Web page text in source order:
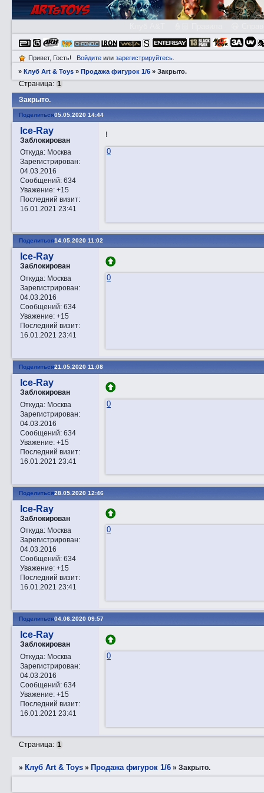
Привет, Гость! Войдитеили зарегистрируйтесь.
»Клуб Art & Toys »Продажа фигурок 1/6 »Закрытo.
Закрытo.
Страница: 1
Поделиться05.05.2020 14:44
Ice-Ray
Заблокирован
Откуда:Москва
Зарегистрирован:
04.03.2016
Сообщений:634
Уважение: +15
Последний визит:
16.01.2021 23:41
!
0
Поделиться14.05.2020 11:02
Ice-Ray
Заблокирован
Откуда:Москва
Зарегистрирован:
04.03.2016
Сообщений:634
Уважение: +15
Последний визит:
16.01.2021 23:41
0
Поделиться21.05.2020 11:08
Ice-Ray
Заблокирован
Откуда:Москва
Зарегистрирован:
04.03.2016
Сообщений:634
Уважение: +15
Последний визит:
16.01.2021 23:41
0
Поделиться28.05.2020 12:46
Ice-Ray
Заблокирован
Откуда:Москва
Зарегистрирован:
04.03.2016
Сообщений:634
Уважение: +15
Последний визит:
16.01.2021 23:41
0
Поделиться04.06.2020 09:57
Ice-Ray
Заблокирован
Откуда:Москва
Зарегистрирован:
04.03.2016
Сообщений:634
Уважение: +15
Последний визит:
16.01.2021 23:41
0
Страница: 1
» Клуб Art & Toys » Продажа фигурок 1/6 »Закрытo.